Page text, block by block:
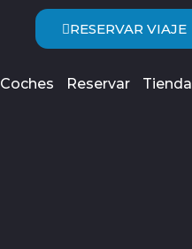
RESERVAR VIAJE
Coches Reservar Tienda